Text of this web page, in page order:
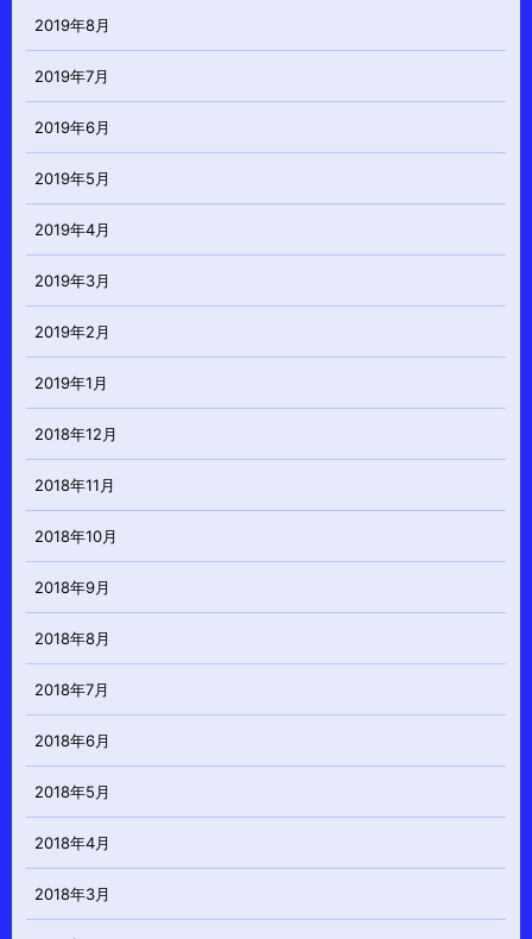
2019年8月
2019年7月
2019年6月
2019年5月
2019年4月
2019年3月
2019年2月
2019年1月
2018年12月
2018年11月
2018年10月
2018年9月
2018年8月
2018年7月
2018年6月
2018年5月
2018年4月
2018年3月